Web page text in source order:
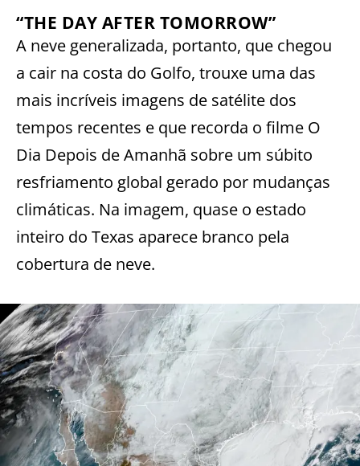
“THE DAY AFTER TOMORROW”
A neve generalizada, portanto, que chegou
a cair na costa do Golfo, trouxe uma das
mais incríveis imagens de satélite dos
tempos recentes e que recorda o filme O
Dia Depois de Amanhã sobre um súbito
resfriamento global gerado por mudanças
climáticas. Na imagem, quase o estado
inteiro do Texas aparece branco pela
cobertura de neve.